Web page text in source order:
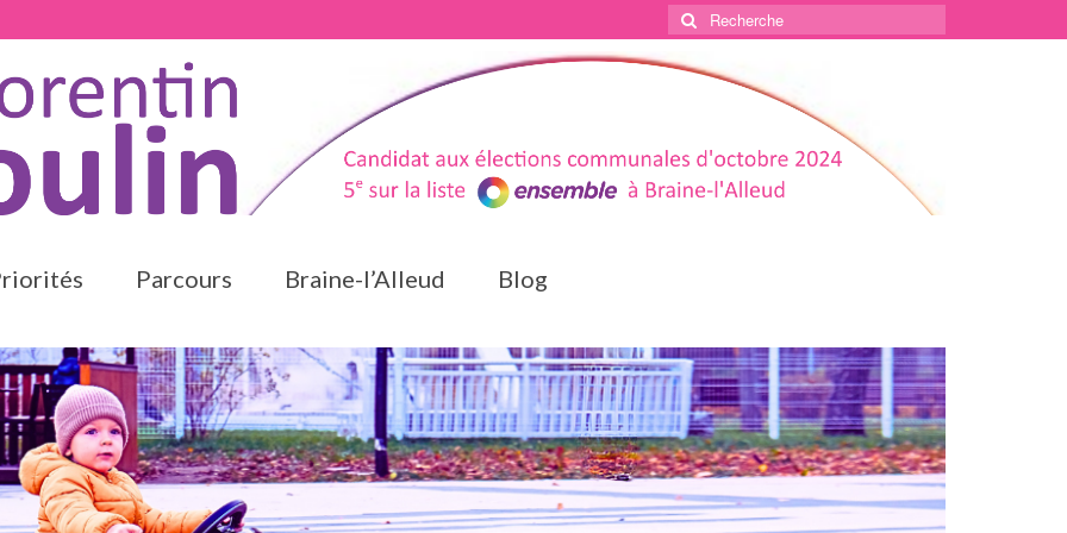
Rechercher
:
Parcours Braine-l’Alleud Blog